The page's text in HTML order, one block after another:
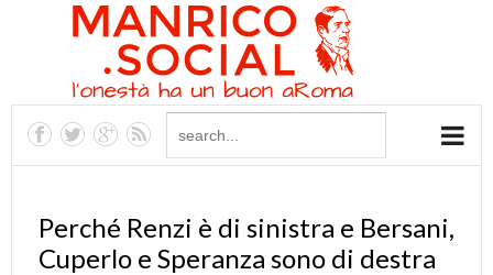
Perché Renzi è di sinistra e Bersani,
Cuperlo e Speranza sono di destra